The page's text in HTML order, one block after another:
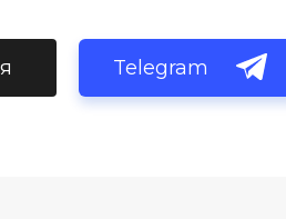
Telegram